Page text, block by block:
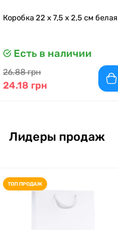
Коробка 22 x 7,5 x 2,5 см белая
Есть в наличии
26.88 грн
24.18 грн
Лидеры продаж
ТОП ПРОДАЖ